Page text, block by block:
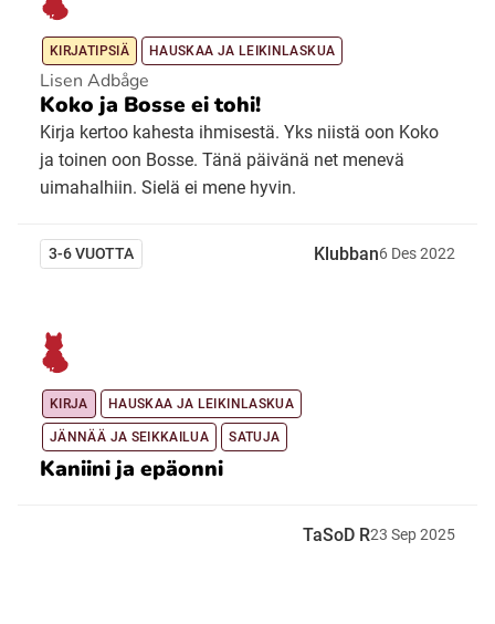
KIRJATIPSIÄ HAUSKAA JA LEIKINLASKUA
Lisen Adbåge
Koko ja Bosse ei tohi!
Kirja kertoo kahesta ihmisestä. Yks niistä oon Koko
ja toinen oon Bosse. Tänä päivänä net menevä
uimahalhiin. Sielä ei mene hyvin.
3-6 VUOTTA Klubban6 Des2022
KIRJA HAUSKAA JA LEIKINLASKUA
JÄNNÄÄ JA SEIKKAILUA SATUJA
Kaniini ja epäonni
TaSoD R23 Sep2025